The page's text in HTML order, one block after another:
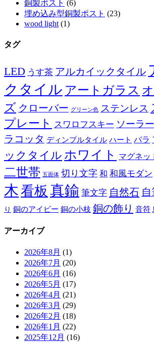
銅製ポスト (6)
埋め込み型銅製ポスト (23)
wood light (1)
タグ
LED うす茶 アルカイックタイル
クタイル アートガラス
ズ クローバー グリーン色 ステンレス
プレート スワロフスキー ソーラ
ラコッタ ディンプルタイル ハート バラ
ックタイル ホワイト マグネッ
二世帯 五面体 切り文字 和 和風モダン
木看板 真鍮 筆文字 自然石 自
り 銅のアイビー 銅の小枝 銅の飾り 音符
アーカイブ
2026年8月 (1)
2026年7月 (20)
2026年6月 (16)
2026年5月 (17)
2026年4月 (21)
2026年3月 (29)
2026年2月 (18)
2026年1月 (22)
2025年12月 (16)